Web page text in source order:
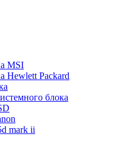
MSI
Hewlett Packard
блока
mark ii